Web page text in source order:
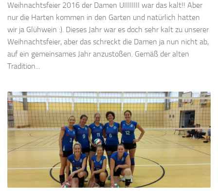
Weihnachtsfeier 2016 der Damen UIIIIIIII war das kalt!! Aber
nur die Harten kommen in den Garten und natürlich hatten
wir ja Glühwein :). Dieses Jahr war es doch sehr kalt zu unserer
Weihnachtsfeier, aber das schreckt die Damen ja nun nicht ab,
auf ein gemeinsames Jahr anzustoßen. Gemäß der alten
Tradition...